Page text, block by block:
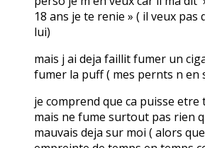
18 ans je te renie » ( il veux pas
lui)
mais j ai deja faillit fumer un
fumer la puff ( mes pernts n en
je comprend que ca puisse
mais ne fume surtout pas rien
mauvais deja sur moi ( alors